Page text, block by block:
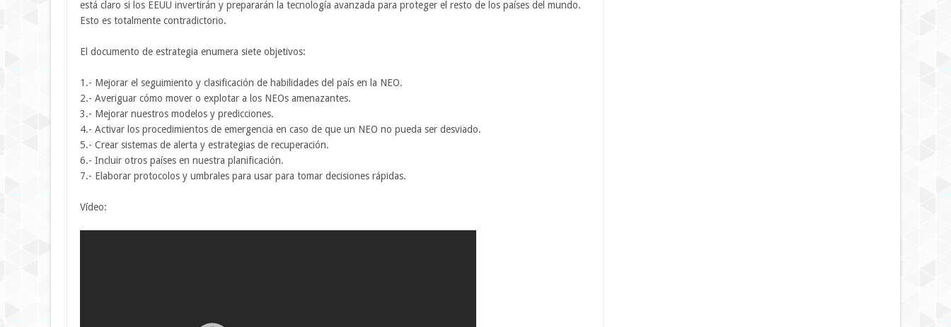
está claro si los EEUU invertirán y prepararán la tecnología avanzada para proteger el resto de los países del mundo.
Esto es totalmente contradictorio.
El documento de estrategia enumera siete objetivos:
1.- Mejorar el seguimiento y clasificación de habilidades del país en la NEO.
2.- Averiguar cómo mover o explotar a los NEOs amenazantes.
3.- Mejorar nuestros modelos y predicciones.
4.- Activar los procedimientos de emergencia en caso de que un NEO no pueda ser desviado.
5.- Crear sistemas de alerta y estrategias de recuperación.
6.- Incluir otros países en nuestra planificación.
7.- Elaborar protocolos y umbrales para usar para tomar decisiones rápidas.
Vídeo: